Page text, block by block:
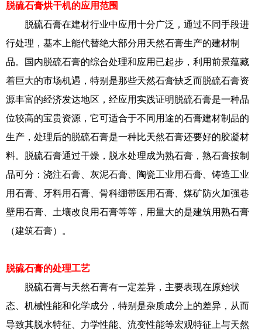
脱硫石膏烘干机的应用范围
脱硫石膏在建材行业中应用十分广泛，通过不同手段进
行处理，基本上能代替绝大部分用天然石膏生产的建材制
品。国内脱硫石膏的综合处理和应用已起步，利用前景蕴藏
着巨大的市场机遇，特别是那些天然石膏缺乏而脱硫石膏资
源丰富的经济发达地区，经应用实践证明脱硫石膏是一种品
位较高的宝贵资源，它可适合于不同用途的石膏建材制品的
生产，处理后的脱硫石膏是一种比天然石膏还要好的胶凝材
料。脱硫石膏通过干燥，脱水处理成为熟石膏，熟石膏按制
品可分：浇注石膏、灰泥石膏、陶瓷工业用石膏、铸造工业
用石膏、牙料用石膏、骨科绷带医用石膏、煤矿防火加强巷
壁用石膏、土壤改良用石膏等等，用量大的是建筑用熟石膏
（建筑石膏）。
脱硫石膏的处理工艺
脱硫石膏与天然石膏有一定差异，主要表现在原始状
态、机械性能和化学成分，特别是杂质成分上的差异，从而
导致其脱水特征、力学性能、流变性能等宏观特征上与天然